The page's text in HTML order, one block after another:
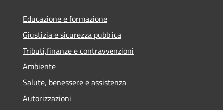
Educazione e formazione
Giustizia e sicurezza pubblica
Tributi,finanze e contravvenzioni
Ambiente
Salute, benessere e assistenza
Autorizzazioni